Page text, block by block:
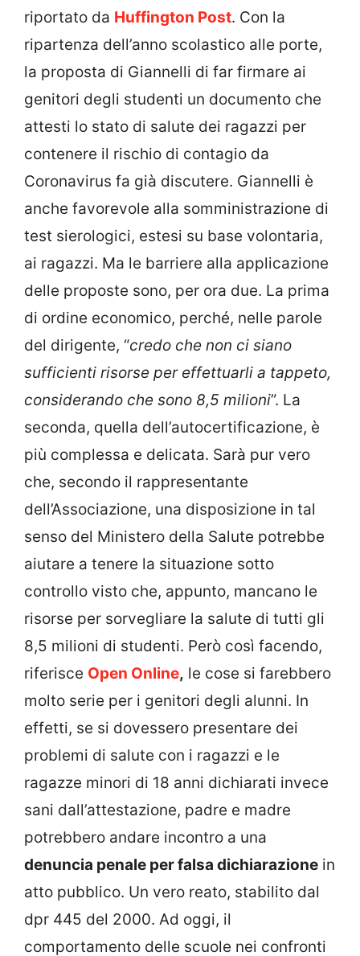
riportato da Huffington Post. Con la
ripartenza dell’anno scolastico alle porte,
la proposta di Giannelli di far firmare ai
genitori degli studenti un documento che
attesti lo stato di salute dei ragazzi per
contenere il rischio di contagio da
Coronavirus fa già discutere. Giannelli è
anche favorevole alla somministrazione di
test sierologici, estesi su base volontaria,
ai ragazzi. Ma le barriere alla applicazione
delle proposte sono, per ora due. La prima
di ordine economico, perché, nelle parole
del dirigente, “credo che non ci siano
sufficienti risorse per effettuarli a tappeto,
considerando che sono 8,5 milioni”. La
seconda, quella dell’autocertificazione, è
più complessa e delicata. Sarà pur vero
che, secondo il rappresentante
dell’Associazione, una disposizione in tal
senso del Ministero della Salute potrebbe
aiutare a tenere la situazione sotto
controllo visto che, appunto, mancano le
risorse per sorvegliare la salute di tutti gli
8,5 milioni di studenti. Però così facendo,
riferisce Open Online, le cose si farebbero
molto serie per i genitori degli alunni. In
effetti, se si dovessero presentare dei
problemi di salute con i ragazzi e le
ragazze minori di 18 anni dichiarati invece
sani dall’attestazione, padre e madre
potrebbero andare incontro a una
denuncia penale per falsa dichiarazione in
atto pubblico. Un vero reato, stabilito dal
dpr 445 del 2000. Ad oggi, il
comportamento delle scuole nei confronti